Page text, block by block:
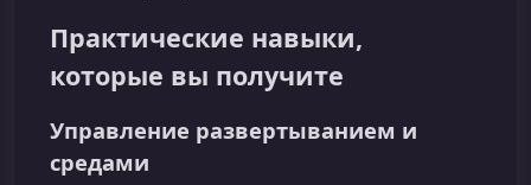
Практические навыки,
которые вы получите
Управление развертыванием и
средами